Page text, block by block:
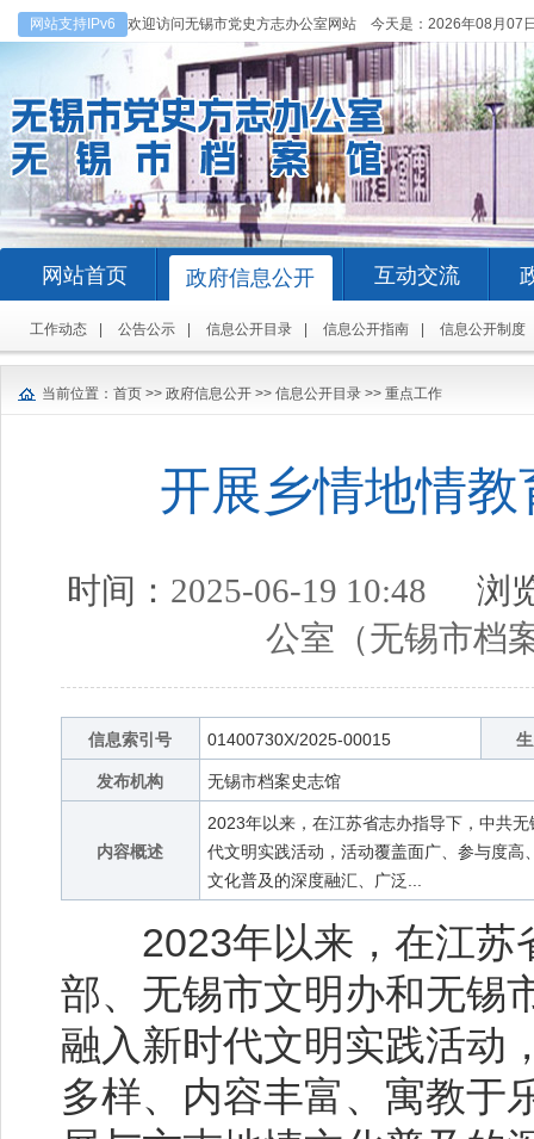
网站支持IPv6 欢迎访问无锡市党史方志办公室网站 今天是： 2026年08月07
网站首页 政府信息公开 互动交流
工作动态 公告公示 信息公开目录 信息公开指南 信息公开制度
当前位置： 首页 >> 政府信息公开 >> 信息公开目录 >> 重点工作
开展乡情地情
时间： 2025-06-19 10:48 浏
公室（无锡市档
信息索引号 01400730X/2025-00015
发布机构 无锡市档案史志馆
内容概述
2023年以来，在江苏省志办指导下，中共
代文明实践活动，活动覆盖面广、参与度
文化普及的深度融汇、广泛...
2023年以来，在江苏
部、无锡市文明办和无锡
融入新时代文明实践活动
多样、内容丰富、寓教于